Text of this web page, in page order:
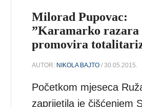
Milorad Pupovac:
”Karamarko
promovira
AUTOR: NIKOLA BAJTO / 30.05.2015.
Početkom mjeseca
zaprijetila je čišćenjem